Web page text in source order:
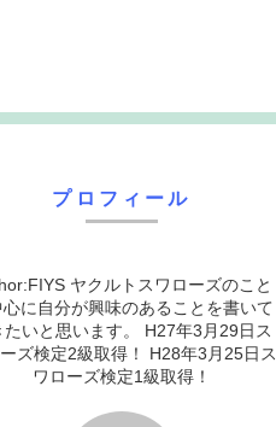
プロフィール
ヤクルトスワローズのこと
心に自分が興味のあることを書いて
たいと思います。 H27年3月29日ス
ズ検定2級取得！ H28年3月25日ス
ワローズ検定1級取得！